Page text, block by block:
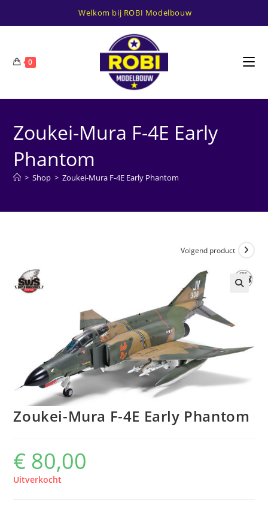
Welkom bij ROBI Modelbouw
0
Zoukei-Mura F-4E Early
Phantom
> Shop > Zoukei-Mura F-4E Early Phantom
Volgend product
Zoukei-Mura F-4E Early Phantom
€ 80,00
Uitverkocht